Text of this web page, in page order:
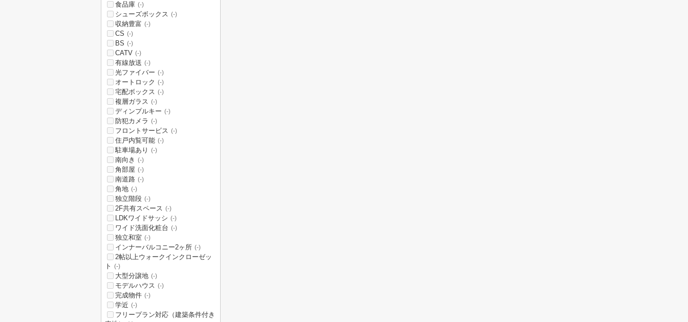
食品庫 (-)
シューズボックス (-)
収納豊富 (-)
CS (-)
BS (-)
CATV (-)
有線放送 (-)
光ファイバー (-)
オートロック (-)
宅配ボックス (-)
複層ガラス (-)
ディンプルキー (-)
防犯カメラ (-)
フロントサービス (-)
住戸内覧可能 (-)
駐車場あり (-)
南向き (-)
角部屋 (-)
南道路 (-)
角地 (-)
独立階段 (-)
2F共有スペース (-)
LDKワイドサッシ (-)
ワイド洗面化粧台 (-)
独立和室 (-)
インナーバルコニー2ヶ所 (-)
2帖以上ウォークインクローゼッ
ト
(-)
大型分譲地 (-)
モデルハウス (-)
完成物件 (-)
学近 (-)
フリープラン対応（建築条件付き